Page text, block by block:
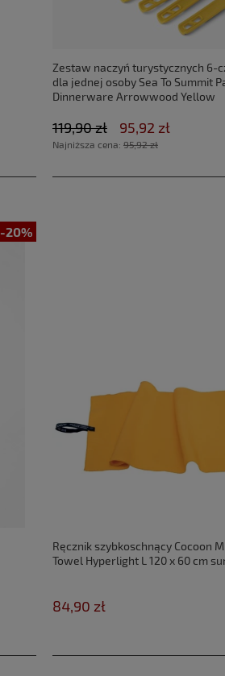
Zestaw naczyń turystycznych 6-
dla jednej osoby Sea To Summit
Dinnerware Arrowwood Yellow
95,92 zł
119,90 zł
Najniższa cena: 95,92 zł
-20%
Ręcznik szybkoschnący Cocoon
Towel Hyperlight L 120 x 60 cm
84,90 zł